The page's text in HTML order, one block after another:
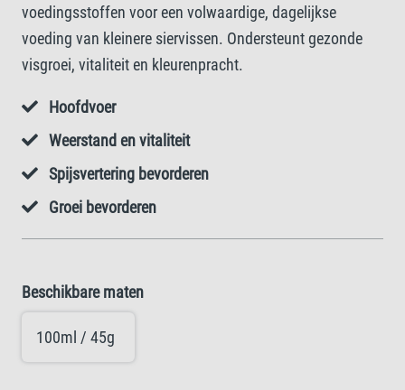
voedingsstoffen voor een volwaardige, dagelijkse
voeding van kleinere siervissen. Ondersteunt gezonde
visgroei, vitaliteit en kleurenpracht.
Hoofdvoer
Weerstand en vitaliteit
Spijsvertering bevorderen
Groei bevorderen
Beschikbare maten
100ml / 45g